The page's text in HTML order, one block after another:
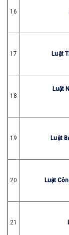
16
17 Luật
18
Luật
19 Luật
20 Luật
21